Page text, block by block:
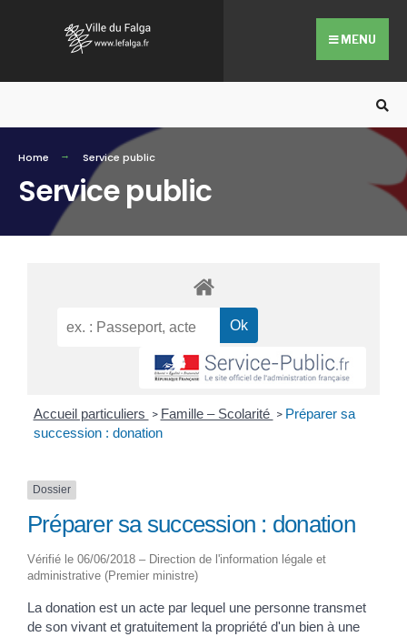
MENU
Home Service public
Service public
Accueil particuliers > Famille – Scolarité > Préparer sa
succession : donation
Dossier
Préparer sa succession : donation
Vérifié le 06/06/2018 – Direction de l'information légale et
administrative (Premier ministre)
La donation est un acte par lequel une personne transmet
de son vivant et gratuitement la propriété d'un bien à une